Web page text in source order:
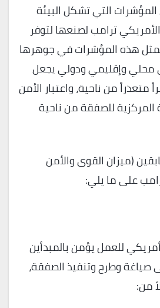
التي تشكل البيئة
ترامب لصنعها لتوفر
هذه المؤشرات في جوهرها
محلي وإقليمي ودولي يجعل
من ناحية، واعتبار الأمن
المركزية للصفقة من ناحية
(ميزان القوى والأمن
على ما يلي:
للعمل يؤمن بالمبدأين
صياغة وطرح وتنفيذ الصفقة،
من: